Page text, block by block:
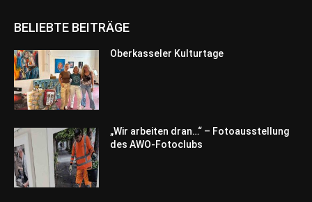
BELIEBTE BEITRÄGE
Oberkasseler Kulturtage
„Wir arbeiten dran…“ – Fotoausstellung
des AWO-Fotoclubs